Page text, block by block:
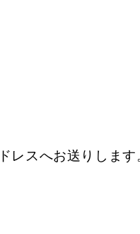
レスへお送りします